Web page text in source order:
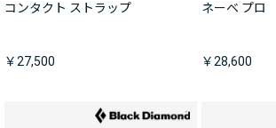
コンタクト ストラップ
￥27,500
ネーベ プロ
￥28,600